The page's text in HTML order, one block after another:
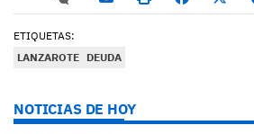
ETIQUETAS:
LANZAROTE DEUDA
NOTICIAS DE HOY